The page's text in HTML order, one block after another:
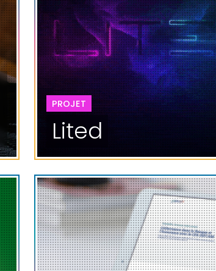
PROJET
Lited